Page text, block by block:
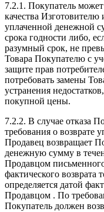
7.2.1. Покупатель
качества Изготовителю
уплаченной денежной
срока годности либо,
разумный срок, не
Товара Покупателю с
защите прав
потребовать замены
устранения
покупной цены.
7.2.2. В случае отказа
требования о возврате
Продавец возвращает
денежную сумму в
Продавцом
фактического возврата
определяется датой
Продавцом . По
Покупатель должен